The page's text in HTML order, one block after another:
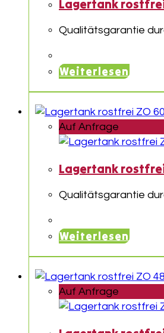
Lagertank
Qualitätsgarantie
Weiterlesen
Auf Anfrage
Lagertank
Qualitätsgarantie
Weiterlesen
Auf Anfrage